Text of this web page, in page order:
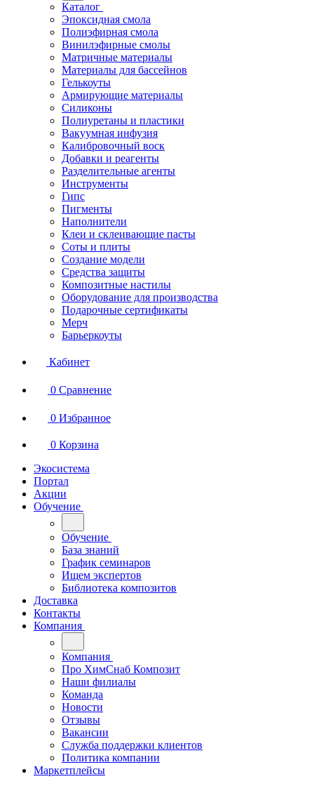
Каталог
Эпоксидная смола
Полиэфирная смола
Винилэфирные смолы
Матричные материалы
Материалы для бассейнов
Гелькоуты
Армирующие материалы
Силиконы
Полиуретаны и пластики
Вакуумная инфузия
Калибровочный воск
Добавки и реагенты
Разделительные агенты
Инструменты
Гипс
Пигменты
Наполнители
Клеи и склеивающие пасты
Соты и плиты
Создание модели
Средства защиты
Композитные настилы
Оборудование для производства
Подарочные сертификаты
Мерч
Барьеркоуты
Кабинет
0 Сравнение
0 Избранное
0 Корзина
Экосистема
Портал
Акции
Обучение
Обучение
База знаний
График семинаров
Ищем экспертов
Библиотека композитов
Доставка
Контакты
Компания
Компания
Про ХимСнаб Композит
Наши филиалы
Команда
Новости
Отзывы
Вакансии
Служба поддержки клиентов
Политика компании
Маркетплейсы